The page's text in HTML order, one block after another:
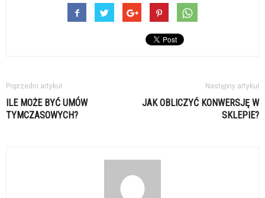
Poprzedni artykuł
ILE MOŻE BYĆ UMÓW
TYMCZASOWYCH?
Następny artykuł
JAK OBLICZYĆ KONWERSJĘ W
SKLEPIE?